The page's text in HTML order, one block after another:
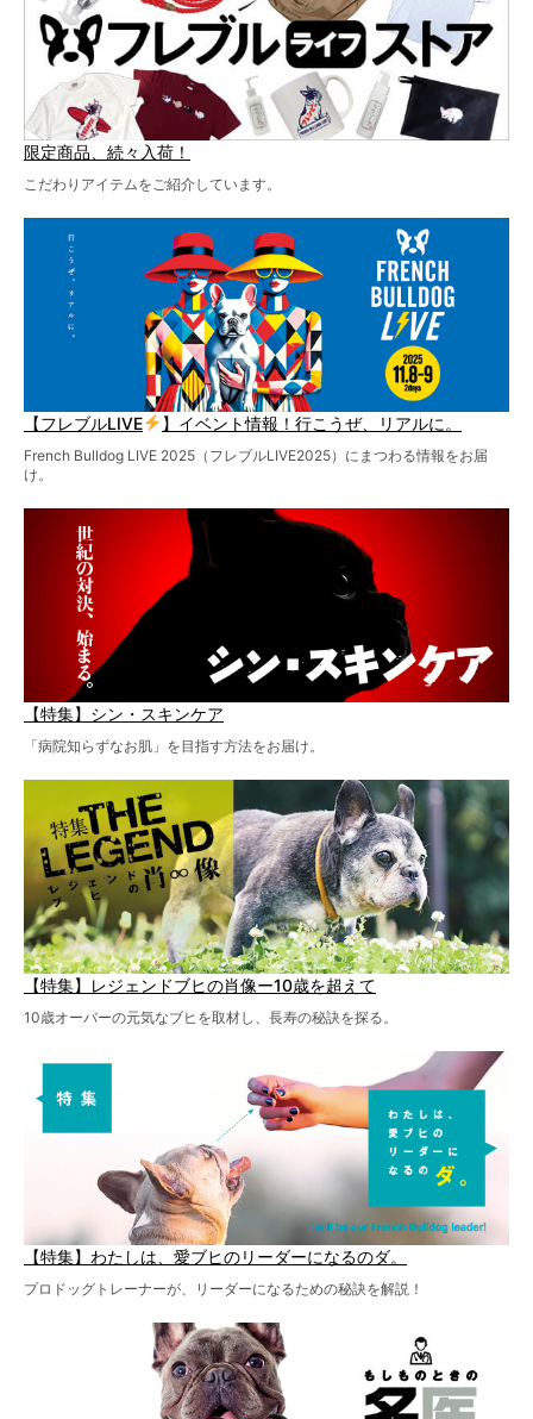
限定商品、続々入荷！
こだわりアイテムをご紹介しています。
【フレブルLIVE 】イベント情報！行こうぜ、リアルに。
French Bulldog LIVE 2025（フレブルLIVE2025）にまつわる情報をお届
け。
【特集】シン・スキンケア
「病院知らずなお肌」を目指す方法をお届け。
【特集】レジェンドブヒの肖像ー10歳を超えて
10歳オーバーの元気なブヒを取材し、長寿の秘訣を探る。
【特集】わたしは、愛ブヒのリーダーになるのダ。
プロドッグトレーナーが、リーダーになるための秘訣を解説！